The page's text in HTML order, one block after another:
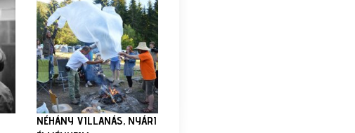
NÉHÁNY VILLANÁS, NYÁRI